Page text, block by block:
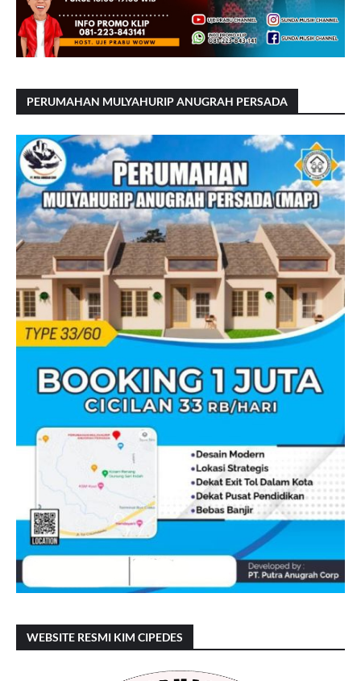
PERUMAHAN MULYAHURIP ANUGRAH PERSADA
WEBSITE RESMI KIM CIPEDES